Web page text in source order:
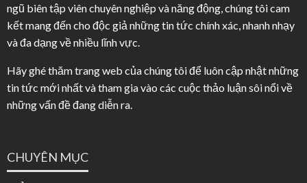
ngũ biên tập viên chuyên nghiệp và năng động, chúng tôi cam
kết mang đến cho độc giả những tin tức chính xác, nhanh nhạy
và đa dạng về nhiều lĩnh vực.
Hãy ghé thăm trang web của chúng tôi để luôn cập nhật những
tin tức mới nhất và tham gia vào các cuộc thảo luận sôi nổi về
những vấn đề đang diễn ra.
CHUYÊN MỤC